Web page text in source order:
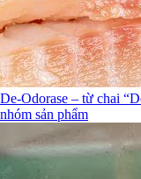
De-Odorase – từ chai
nhóm sản phẩm